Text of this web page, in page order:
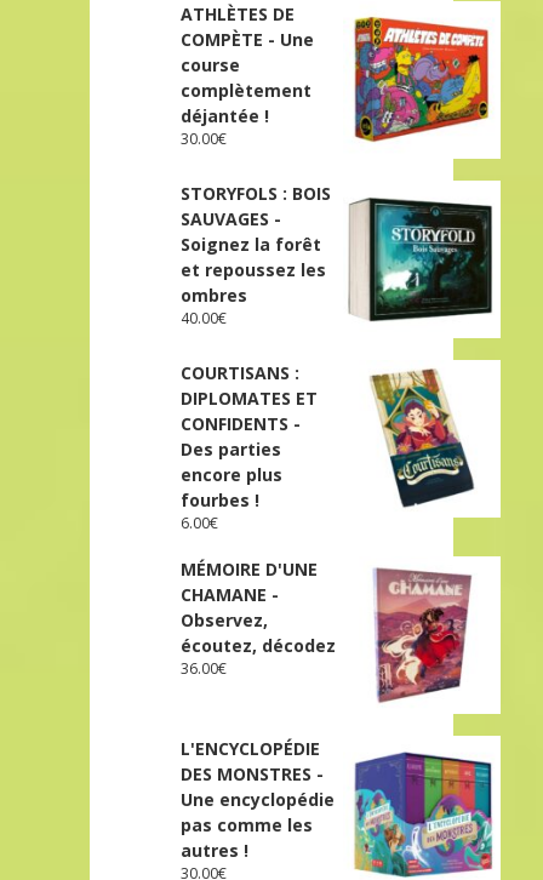
ATHLÈTES DE
COMPÈTE - Une
course
complètement
déjantée !
30.00€
STORYFOLS : BOIS
SAUVAGES -
Soignez la forêt
et repoussez les
ombres
40.00€
COURTISANS :
DIPLOMATES ET
CONFIDENTS -
Des parties
encore plus
fourbes !
6.00€
MÉMOIRE D'UNE
CHAMANE -
Observez,
écoutez, décodez
36.00€
L'ENCYCLOPÉDIE
DES MONSTRES -
Une encyclopédie
pas comme les
autres !
30.00€